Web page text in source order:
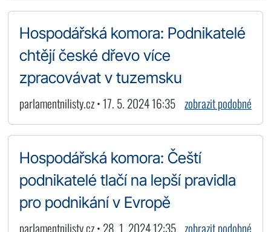
Hospodářská komora: Podnikatelé
chtějí české dřevo více
zpracovávat v tuzemsku
parlamentnilisty.cz • 17. 5. 2024 16:35 zobrazit podobné
Hospodářská komora: Čeští
podnikatelé tlačí na lepší pravidla
pro podnikání v Evropě
parlamentnilisty.cz • 28. 1. 2024 12:35 zobrazit podobné